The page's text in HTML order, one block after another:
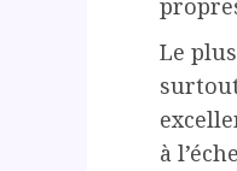
Le
à